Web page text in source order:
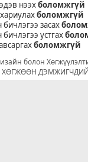
нээхболомжгүй
боломжгүй
засах
устгах
боломжгүй
болон